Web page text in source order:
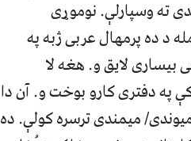
ته وسپارلې. نوموړی
د ده پرمهال عربی ژبه په
بیساری لایق و. هغه لا
په دفتری کارو بوخت و. آن دا
میمندی ترسره کولې. ده